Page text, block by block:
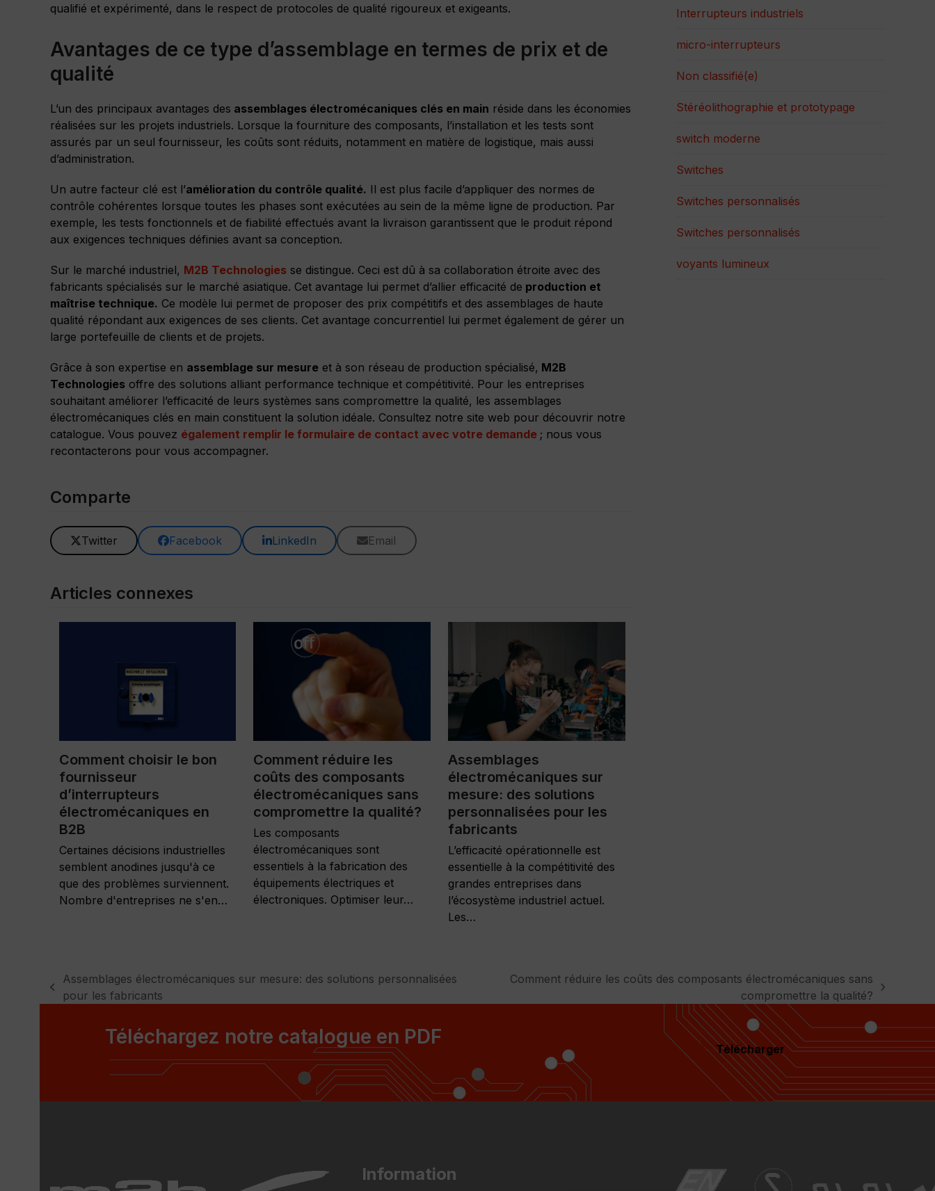
qualifié et expérimenté, dans le respect de protocoles de qualité rigoureux et exigeants.
Avantages de ce type d’assemblage en termes de prix et de
qualité
L’un des principaux avantages des assemblages électromécaniques clés en main réside dans les économies
réalisées sur les projets industriels. Lorsque la fourniture des composants, l’installation et les tests sont
assurés par un seul fournisseur, les coûts sont réduits, notamment en matière de logistique, mais aussi
d’administration.
Un autre facteur clé est l’amélioration du contrôle qualité. Il est plus facile d’appliquer des normes de
contrôle cohérentes lorsque toutes les phases sont exécutées au sein de la même ligne de production. Par
exemple, les tests fonctionnels et de fiabilité effectués avant la livraison garantissent que le produit répond
aux exigences techniques définies avant sa conception.
Sur le marché industriel, M2B Technologies se distingue. Ceci est dû à sa collaboration étroite avec des
fabricants spécialisés sur le marché asiatique. Cet avantage lui permet d’allier efficacité de production et
maîtrise technique. Ce modèle lui permet de proposer des prix compétitifs et des assemblages de haute
qualité répondant aux exigences de ses clients. Cet avantage concurrentiel lui permet également de gérer un
large portefeuille de clients et de projets.
Grâce à son expertise en assemblage sur mesure et à son réseau de production spécialisé, M2B
Technologies offre des solutions alliant performance technique et compétitivité. Pour les entreprises
souhaitant améliorer l’efficacité de leurs systèmes sans compromettre la qualité, les assemblages
électromécaniques clés en main constituent la solution idéale. Consultez notre site web pour découvrir notre
catalogue. Vous pouvez également remplir le formulaire de contact avec votre demande ; nous vous
recontacterons pour vous accompagner.
Comparte
Twitter Facebook LinkedIn Email
Articles connexes
Comment choisir le bon
fournisseur
d’interrupteurs
électromécaniques en
B2B
Certaines décisions industrielles
semblent anodines jusqu'à ce
que des problèmes surviennent.
Nombre d'entreprises ne s'en…
Comment réduire les
coûts des composants
électromécaniques sans
compromettre la qualité?
Les composants
électromécaniques sont
essentiels à la fabrication des
équipements électriques et
électroniques. Optimiser leur…
Assemblages
électromécaniques sur
mesure: des solutions
personnalisées pour les
fabricants
L’efficacité opérationnelle est
essentielle à la compétitivité des
grandes entreprises dans
l’écosystème industriel actuel.
Les…
Interrupteurs industriels
micro-interrupteurs
Non classifié(e)
Stéréolithographie et prototypage
switch moderne
Switches
Switches personnalisés
Switches personnalisés
voyants lumineux
previous
Assemblages électromécaniques sur mesure: des solutions personnalisées
pour les fabricants
Comment réduire les coûts des composants électromécaniques sans
compromettre la qualité?
Téléchargez notre catalogue en PDF
Télécharger
Information